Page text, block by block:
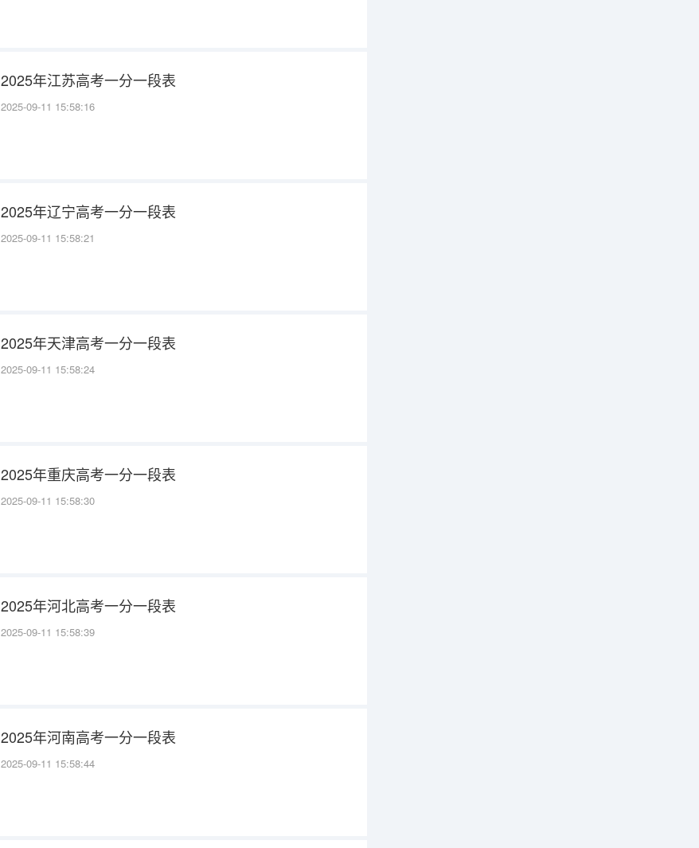
2025年江苏高考一分一段表
2025-09-11 15:58:16
2025年辽宁高考一分一段表
2025-09-11 15:58:21
2025年天津高考一分一段表
2025-09-11 15:58:24
2025年重庆高考一分一段表
2025-09-11 15:58:30
2025年河北高考一分一段表
2025-09-11 15:58:39
2025年河南高考一分一段表
2025-09-11 15:58:44